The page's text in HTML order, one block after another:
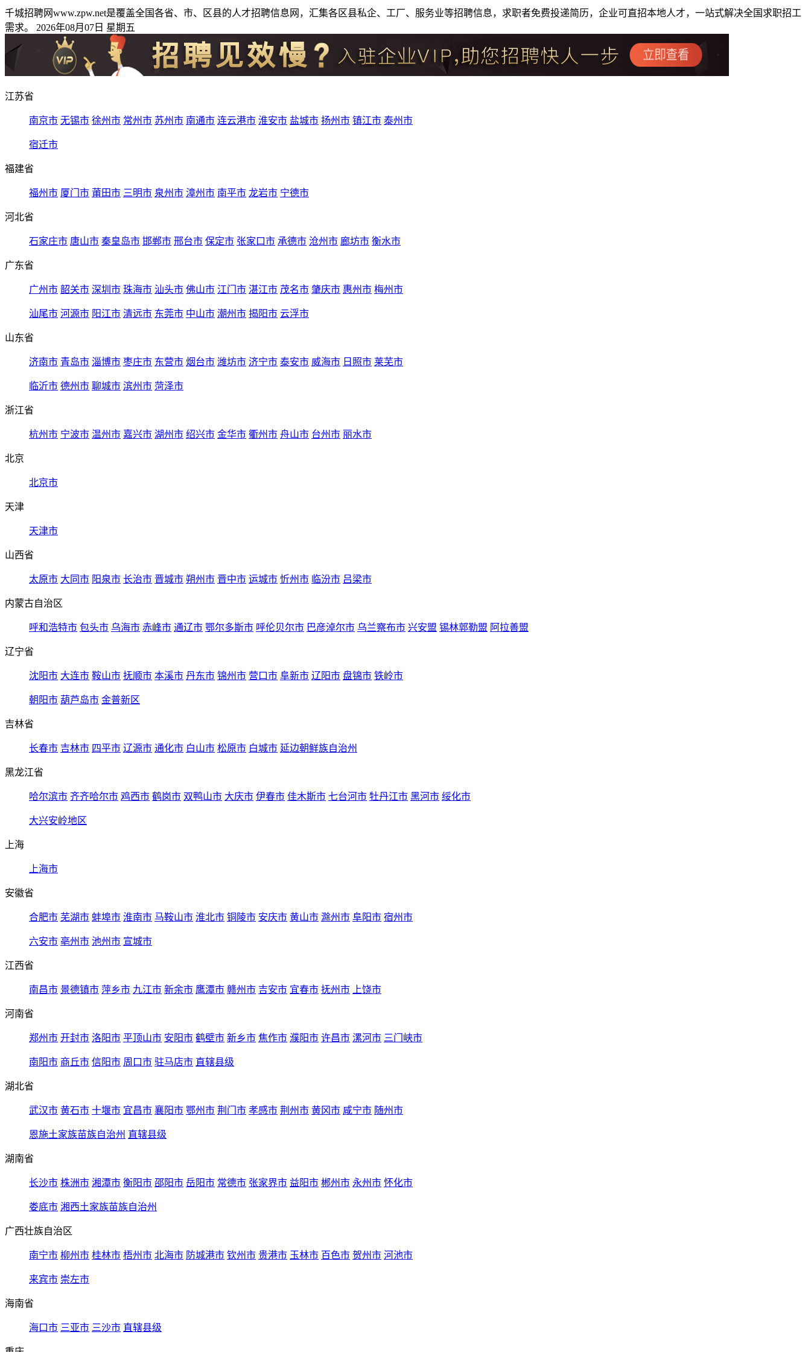
千城招聘网www.zpw.net是覆盖全国各省、市、区县的人才招聘信息网，汇集各区县私企、工厂、服务业等招聘信息，求职者免费投递简历，企业可直招本地人才，一站式解决全国求职招工
需求。 2026年08月07日 星期五
江苏省
南京市 无锡市 徐州市 常州市 苏州市 南通市 连云港市 淮安市 盐城市 扬州市 镇江市 泰州市
宿迁市
福建省
福州市 厦门市 莆田市 三明市 泉州市 漳州市 南平市 龙岩市 宁德市
河北省
石家庄市 唐山市 秦皇岛市 邯郸市 邢台市 保定市 张家口市 承德市 沧州市 廊坊市 衡水市
广东省
广州市 韶关市 深圳市 珠海市 汕头市 佛山市 江门市 湛江市 茂名市 肇庆市 惠州市 梅州市
汕尾市 河源市 阳江市 清远市 东莞市 中山市 潮州市 揭阳市 云浮市
山东省
济南市 青岛市 淄博市 枣庄市 东营市 烟台市 潍坊市 济宁市 泰安市 威海市 日照市 莱芜市
临沂市 德州市 聊城市 滨州市 菏泽市
浙江省
杭州市 宁波市 温州市 嘉兴市 湖州市 绍兴市 金华市 衢州市 舟山市 台州市 丽水市
北京
北京市
天津
天津市
山西省
太原市 大同市 阳泉市 长治市 晋城市 朔州市 晋中市 运城市 忻州市 临汾市 吕梁市
内蒙古自治区
呼和浩特市 包头市 乌海市 赤峰市 通辽市 鄂尔多斯市 呼伦贝尔市 巴彦淖尔市 乌兰察布市 兴安盟 锡林郭勒盟 阿拉善盟
辽宁省
沈阳市 大连市 鞍山市 抚顺市 本溪市 丹东市 锦州市 营口市 阜新市 辽阳市 盘锦市 铁岭市
朝阳市 葫芦岛市 金普新区
吉林省
长春市 吉林市 四平市 辽源市 通化市 白山市 松原市 白城市 延边朝鲜族自治州
黑龙江省
哈尔滨市 齐齐哈尔市 鸡西市 鹤岗市 双鸭山市 大庆市 伊春市 佳木斯市 七台河市 牡丹江市 黑河市 绥化市
大兴安岭地区
上海
上海市
安徽省
合肥市 芜湖市 蚌埠市 淮南市 马鞍山市 淮北市 铜陵市 安庆市 黄山市 滁州市 阜阳市 宿州市
六安市 亳州市 池州市 宣城市
江西省
南昌市 景德镇市 萍乡市 九江市 新余市 鹰潭市 赣州市 吉安市 宜春市 抚州市 上饶市
河南省
郑州市 开封市 洛阳市 平顶山市 安阳市 鹤壁市 新乡市 焦作市 濮阳市 许昌市 漯河市 三门峡市
南阳市 商丘市 信阳市 周口市 驻马店市 直辖县级
湖北省
武汉市 黄石市 十堰市 宜昌市 襄阳市 鄂州市 荆门市 孝感市 荆州市 黄冈市 咸宁市 随州市
恩施土家族苗族自治州 直辖县级
湖南省
长沙市 株洲市 湘潭市 衡阳市 邵阳市 岳阳市 常德市 张家界市 益阳市 郴州市 永州市 怀化市
娄底市 湘西土家族苗族自治州
广西壮族自治区
南宁市 柳州市 桂林市 梧州市 北海市 防城港市 钦州市 贵港市 玉林市 百色市 贺州市 河池市
来宾市 崇左市
海南省
海口市 三亚市 三沙市 直辖县级